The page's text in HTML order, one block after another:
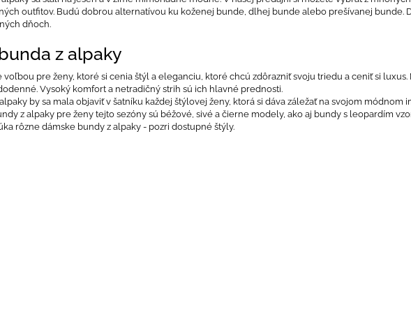
outfitov. Budú dobrou alternatívou ku koženej bunde, dlhej bunde alebo prešívanej bunde.
dňoch.
z alpaky
voľbou pre ženy, ktoré si cenia štýl a eleganciu, ktoré chcú zdôrazniť svoju triedu a ceniť si
Vysoký komfort a netradičný strih sú ich hlavné prednosti.
by sa mala objaviť v šatníku každej štýlovej ženy, ktorá si dáva záležať na svojom
z alpaky pre ženy tejto sezóny sú béžové, sivé a čierne modely, ako aj bundy s leopardím
rôzne dámske bundy z alpaky - pozri dostupné štýly.